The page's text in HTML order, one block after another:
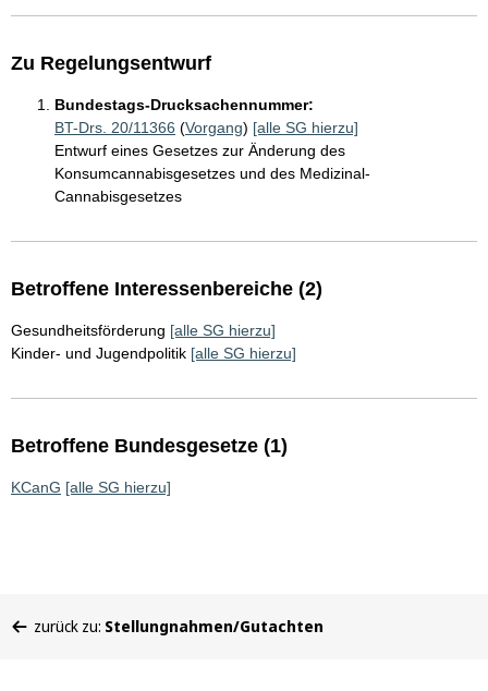
Zu Regelungsentwurf
Bundestags-Drucksachennummer:
BT-Drs. 20/11366 (Vorgang) [alle SG hierzu]
Entwurf eines Gesetzes zur Änderung des
Konsumcannabisgesetzes und des Medizinal-
Cannabisgesetzes
Betroffene Interessenbereiche (2)
Gesundheitsförderung [alle SG hierzu]
Kinder- und Jugendpolitik [alle SG hierzu]
Betroffene Bundesgesetze (1)
KCanG [alle SG hierzu]
befinden
zurück zu: Stellungnahmen/Gutachten